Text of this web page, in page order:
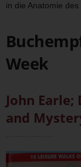
in die Anatomie des
Week
John
and